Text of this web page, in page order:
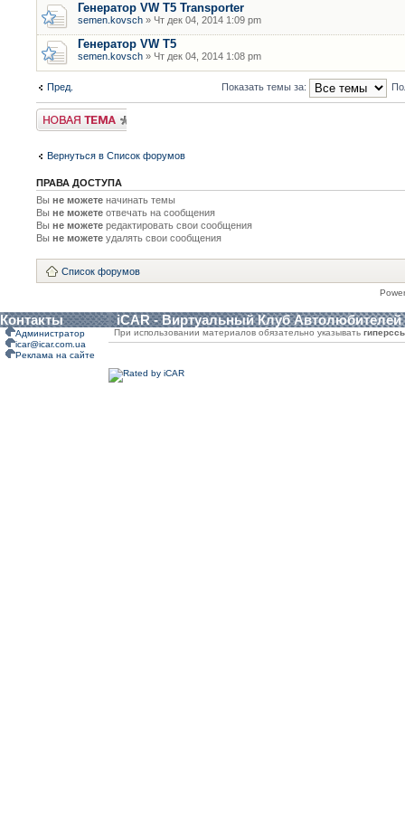
Генератор VW T5 Transporter
semen.kovsch » Чт дек 04, 2014 1:09 pm
Генератор VW T5
semen.kovsch » Чт дек 04, 2014 1:08 pm
Пред. Показать темы за:
Новая тема
Вернуться в Список форумов
ПРАВА ДОСТУПА
Вы не можете начинать темы
Вы не можете отвечать на сообщения
Вы не можете редактировать свои сообщения
Вы не можете удалять свои сообщения
Список форумов
Контакты iCAR - Виртуальный Клуб Автолюбителей
Администратор
icar@icar.com.ua
Реклама на сайте
При использовании материалов обязательно указывать